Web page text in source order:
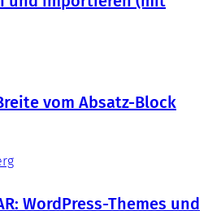
vom Absatz-Block
WordPress-Themes und